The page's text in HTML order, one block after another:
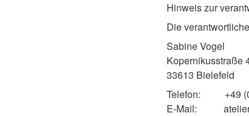
Hinweis zur
Die
Sabine Vogel
Kopernikusstraße
33613 Bielefeld
Telefon: +49
E-Mail: